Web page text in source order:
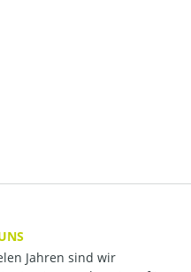
Jahren sind wir